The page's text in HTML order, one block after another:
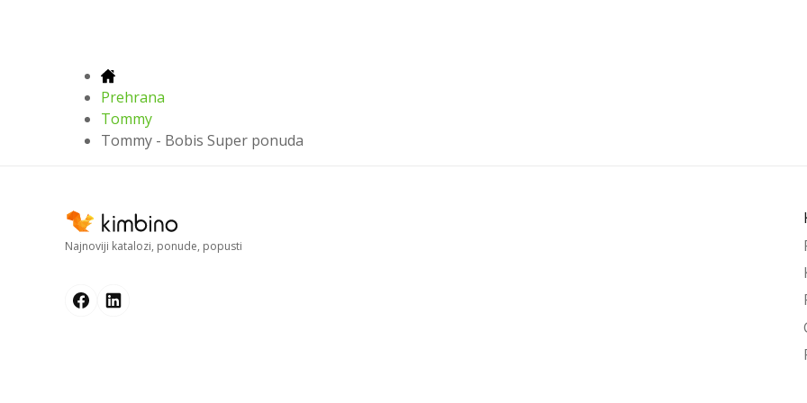
Prehrana
Tommy
Tommy - Bobis Super ponuda
Najnoviji katalozi, ponude, popusti